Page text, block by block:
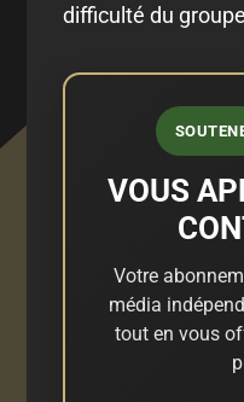
difficulté du
VOUS
Votre
média
tout en vous